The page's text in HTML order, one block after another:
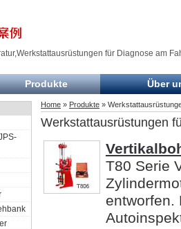
für Diagnose am
Produkte Über
Home » Produkte »
Werkstattausrüstungen
T80 Serie
entworfen.